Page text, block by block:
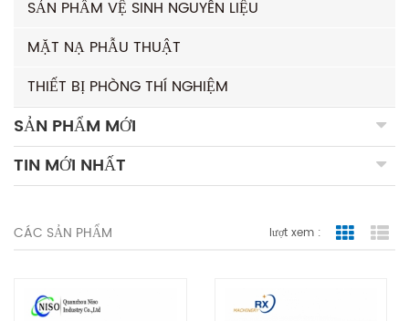
SẢN PHẨM VỆ SINH NGUYÊN LIỆU
MẶT NẠ PHẪU THUẬT
THIẾT BỊ PHÒNG THÍ NGHIỆM
SẢN PHẨM MỚI
TIN MỚI NHẤT
CÁC SẢN PHẨM lượt xem : Grid View